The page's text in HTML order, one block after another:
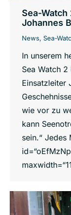
Sea-Watch
Johannes
News, Sea-
In unserem
‪Sea Watch
Einsatzleiter
wie vor zu
kann
sein.“ Jedes